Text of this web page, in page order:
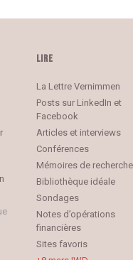
LIRE
La Lettre Vernimmen
Posts sur LinkedIn et
Facebook
Articles et interviews
Conférences
Mémoires de recherche
Bibliothèque idéale
Sondages
Notes d’opérations
financières
Sites favoris